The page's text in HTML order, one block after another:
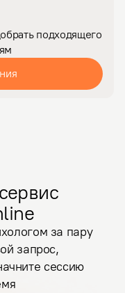
подходящего
за пару
запрос,
сессию